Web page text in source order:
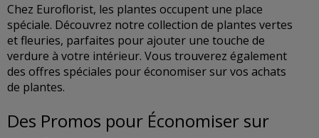
Chez Euroflorist, les plantes occupent une place
spéciale. Découvrez notre collection de plantes vertes
et fleuries, parfaites pour ajouter une touche de
verdure à votre intérieur. Vous trouverez également
des offres spéciales pour économiser sur vos achats
de plantes.
Des Promos pour Économiser sur